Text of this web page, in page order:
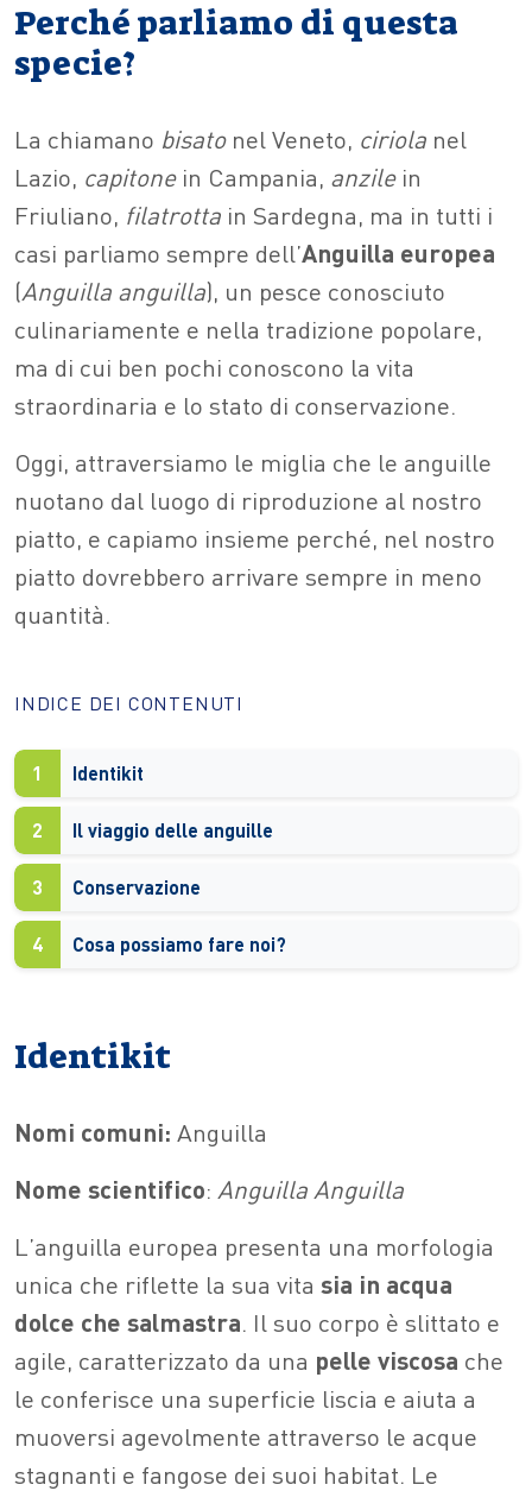
Perché parliamo di questa
specie?
La chiamano bisatonel Veneto, ciriola nel
Lazio, capitonein Campania, anzilein
Friuliano, filatrotta in Sardegna, ma in tutti i
casi parliamo sempre dell’Anguilla europea
(Anguilla anguilla), un pesce conosciuto
culinariamente e nella tradizione popolare,
ma di cui ben pochi conoscono la vita
straordinaria e lo stato di conservazione.
Oggi, attraversiamo le miglia che le anguille
nuotano dal luogo di riproduzione al nostro
piatto, e capiamo insieme perché, nel nostro
piatto dovrebbero arrivare sempre in meno
quantità.
INDICE DEI CONTENUTI
1 Identikit
2 Il viaggio delle anguille
3 Conservazione
4 Cosa possiamo fare noi?
Identikit
Nomi comuni: Anguilla
Nome scientifico: Anguilla Anguilla
L’anguilla europea presenta una morfologia
unica che riflette la sua vita sia in acqua
dolce che salmastra. Il suo corpo è slittato e
agile, caratterizzato da una pelle viscosa che
le conferisce una superficie liscia e aiuta a
muoversi agevolmente attraverso le acque
stagnanti e fangose dei suoi habitat. Le